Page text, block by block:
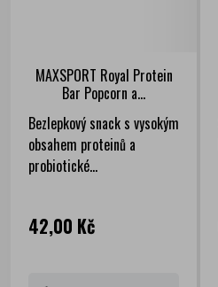
MAXSPORT Royal Protein
Bar Popcorn a...
Bezlepkový snack s vysokým
obsahem proteinů a
probiotické...
Cena
42,00 Kč